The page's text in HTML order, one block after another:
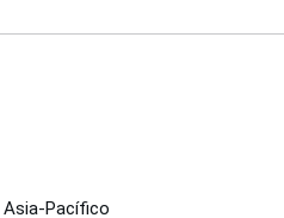
Pacífico